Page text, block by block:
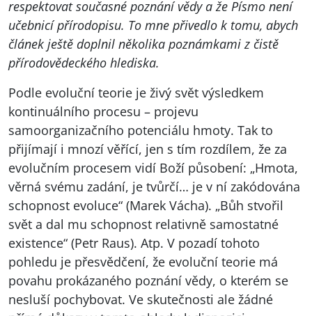
respektovat současné poznání vědy a že Písmo není
učebnicí přírodopisu. To mne přivedlo k tomu, abych
článek ještě doplnil několika poznámkami z čistě
přírodovědeckého hlediska.
Podle evoluční teorie je živý svět výsledkem
kontinuálního procesu – projevu
samoorganizačního potenciálu hmoty. Tak to
přijímají i mnozí věřící, jen s tím rozdílem, že za
evolučním procesem vidí Boží působení: „Hmota,
věrná svému zadání, je tvůrčí… je v ní zakódována
schopnost evoluce“ (Marek Vácha). „Bůh stvořil
svět a dal mu schopnost relativně samostatné
existence“ (Petr Raus). Atp. V pozadí tohoto
pohledu je přesvědčení, že evoluční teorie má
povahu prokázaného poznání vědy, o kterém se
nesluší pochybovat. Ve skutečnosti ale žádné